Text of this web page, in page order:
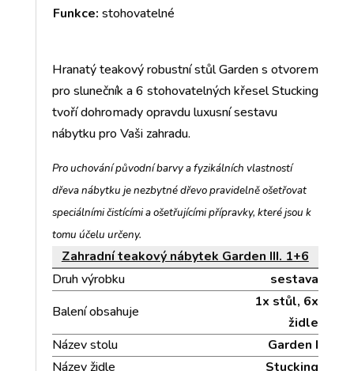
Funkce: stohovatelné
Hranatý teakový robustní stůl Garden s otvorem
pro slunečník a 6 stohovatelných křesel Stucking
tvoří dohromady opravdu luxusní sestavu
nábytku pro Vaši zahradu.
Pro uchování původní barvy a fyzikálních vlastností
dřeva nábytku je nezbytné dřevo pravidelně ošetřovat
speciálními čistícími a ošetřujícími přípravky, které jsou k
tomu účelu určeny.
Zahradní teakový nábytek Garden III. 1+6
Druh výrobku
sestava
Balení obsahuje
1x stůl, 6x
židle
Název stolu
Garden I
Název židle
Stucking